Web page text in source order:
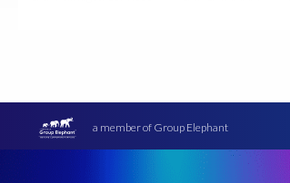
a member of Group Elephant